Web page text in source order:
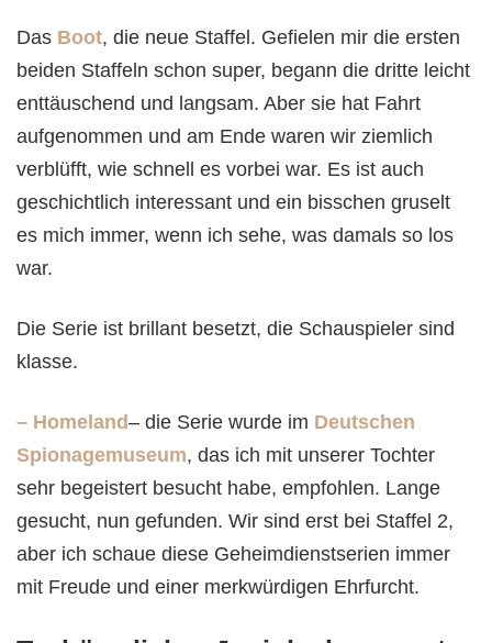
Das Boot, die neue Staffel. Gefielen mir die ersten
beiden Staffeln schon super, begann die dritte leicht
enttäuschend und langsam. Aber sie hat Fahrt
aufgenommen und am Ende waren wir ziemlich
verblüfft, wie schnell es vorbei war. Es ist auch
geschichtlich interessant und ein bisschen gruselt
es mich immer, wenn ich sehe, was damals so los
war.
Die Serie ist brillant besetzt, die Schauspieler sind
klasse.
– Homeland– die Serie wurde im Deutschen
Spionagemuseum, das ich mit unserer Tochter
sehr begeistert besucht habe, empfohlen. Lange
gesucht, nun gefunden. Wir sind erst bei Staffel 2,
aber ich schaue diese Geheimdienstserien immer
mit Freude und einer merkwürdigen Ehrfurcht.